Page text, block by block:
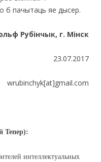
б пачытаць яе дысер.
Рубінчык, г. Мінск
23.07.2017
wrubinchyk[at]gmail.com
интеллектуальных